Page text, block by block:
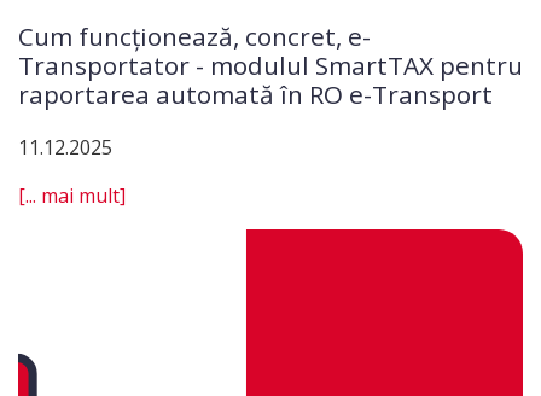
Cum funcționează, concret, e-
Transportator - modulul SmartTAX pentru
raportarea automată în RO e-Transport
11.12.2025
[... mai mult]